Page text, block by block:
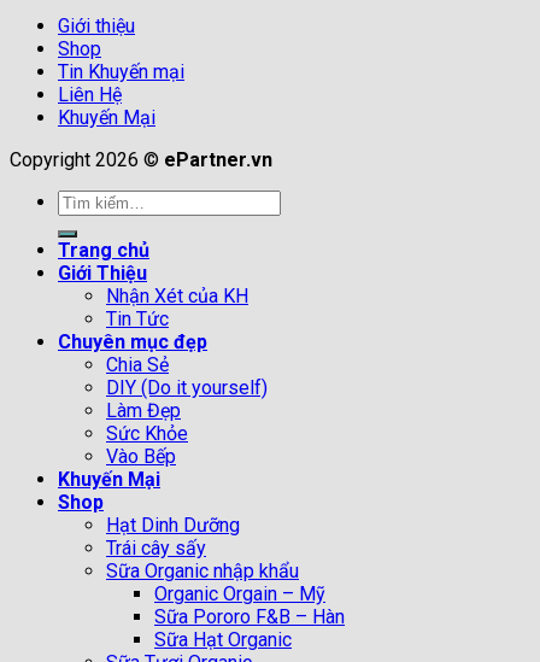
Giới thiệu
Shop
Tin Khuyến mại
Liên Hệ
Khuyến Mại
Copyright 2026 © ePartner.vn
Tìm
kiếm:
Trang chủ
Giới Thiệu
Nhận Xét của KH
Tin Tức
Chuyên mục đẹp
Chia Sẻ
DIY (Do it yourself)
Làm Đẹp
Sức Khỏe
Vào Bếp
Khuyến Mại
Shop
Hạt Dinh Dưỡng
Trái cây sấy
Sữa Organic nhập khẩu
Organic Orgain – Mỹ
Sữa Pororo F&B – Hàn
Sữa Hạt Organic